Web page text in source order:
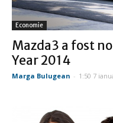
Economie
Mazda3 a fost
Year 2014
Marga Bulugean - 1:50 7